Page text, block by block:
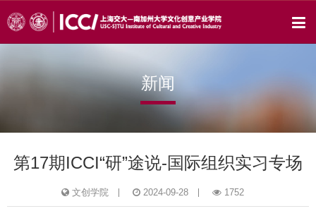
新闻
第17期ICCI“研”途说-国际组织实习专场
文创学院 2024-09-28 1752